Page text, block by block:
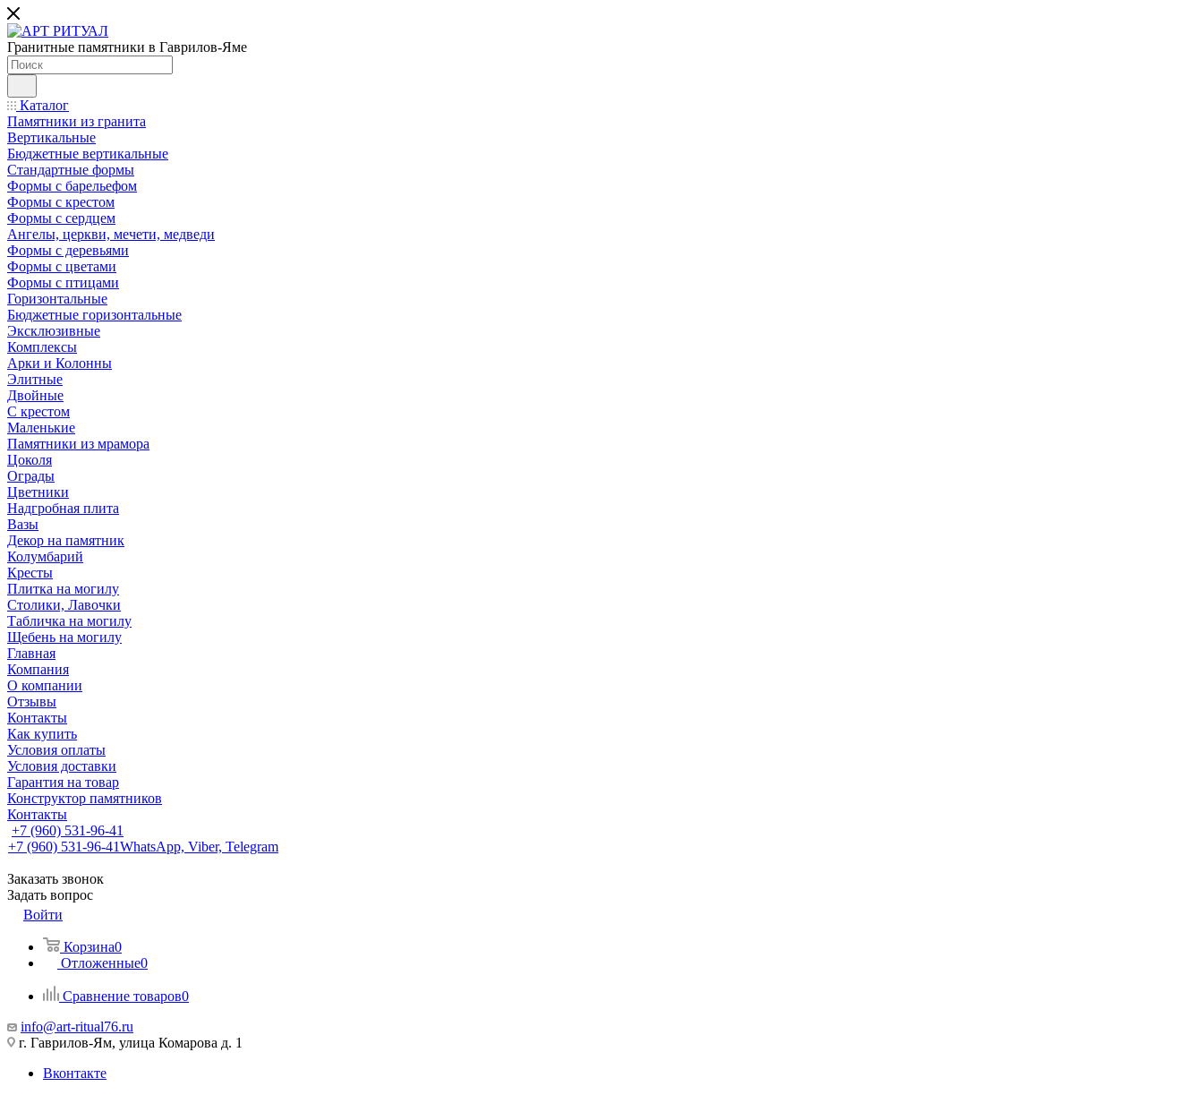
Гранитные памятники в Гаврилов-Яме
Каталог
Памятники из гранита
Вертикальные
Бюджетные вертикальные
Стандартные формы
Формы с барельефом
Формы с крестом
Формы с сердцем
Ангелы, церкви, мечети, медведи
Формы с деревьями
Формы с цветами
Формы с птицами
Горизонтальные
Бюджетные горизонтальные
Эксклюзивные
Комплексы
Арки и Колонны
Элитные
Двойные
С крестом
Маленькие
Памятники из мрамора
Цоколя
Ограды
Цветники
Надгробная плита
Вазы
Декор на памятник
Колумбарий
Кресты
Плитка на могилу
Столики, Лавочки
Табличка на могилу
Щебень на могилу
Главная
Компания
О компании
Отзывы
Контакты
Как купить
Условия оплаты
Условия доставки
Гарантия на товар
Конструктор памятников
Контакты
+7 (960) 531-96-41
+7 (960) 531-96-41WhatsApp, Viber, Telegram
Заказать звонок
Задать вопрос
Войти
Корзина0
Отложенные0
Сравнение товаров0
info@art-ritual76.ru
г. Гаврилов-Ям, улица Комарова д. 1
Вконтакте